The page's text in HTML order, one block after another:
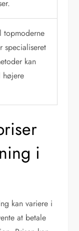
topmoderne
specialiseret
kan
højere
i
kan variere i
at betale